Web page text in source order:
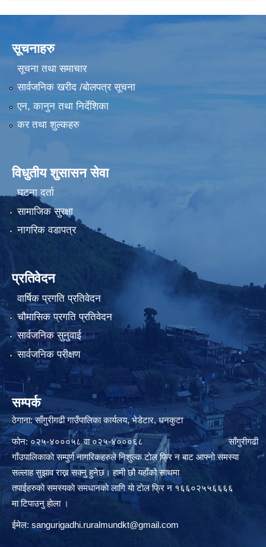
सूचनाहरु
सूचना तथा समाचार
सार्वजनिक खरीद /बोलपत्र सूचना
एन, कानुन तथा निर्देशिका
कर तथा शुल्कहरु
विधुतीय शुसासन सेवा
घटना दर्ता
सामाजिक सुरक्षा
नागरिक वडापत्र
प्रतिवेदन
वार्षिक प्रगति प्रतिवेदन
चौमासिक प्रगति प्रतिवेदन
सार्वजनिक सुनुवाई
सार्वजनिक परीक्षण
सम्पर्क
ठेगाना: साँगुरीगढी गाउँपालिका कार्यलय, भेडेटार, धनकुटा
फोन: ०२५-४०००५८ वा ०२५-४०००६८ साँगुरीगढी
गाँउपालिकाकाे सम्पुर्ण नागरिकहरुले निशुल्क टाेल फ्रि न बाट आफ्नाे समस्या
सल्लाह सुझाव राख्न सक्नु हुनेछ। हामी छौ यहाँको साथमा
तपाईहरुकाे समस्यकाे समधानकाे लागि याे टाेल फ्रि न १६६०२५५६६६६
मा टिपाउनु हाेला ।
ईमेल: sangurigadhi.ruralmundkt@gmail.com